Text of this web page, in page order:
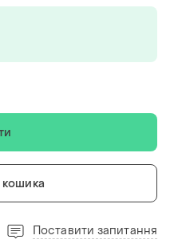
Поставити запитання